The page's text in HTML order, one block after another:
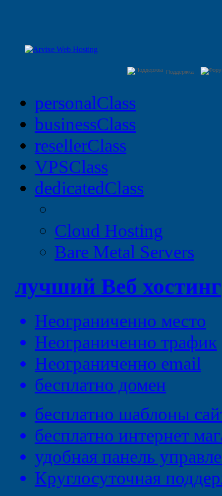
Поддержка
personalClass
businessClass
resellerClass
VPSClass
dedicatedClass
Cloud Hosting
Bare Metal Servers
лучший Веб хостинг
Неограниченно место
Неограниченно трафик
Неограниченно email
бесплатно домен
бесплатно шаблоны
бесплатно интернет
удобная панель
Круглосуточная